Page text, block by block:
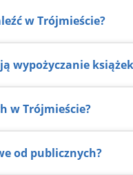
w Trójmieście?
wypożyczanie
w Trójmieście?
od publicznych?